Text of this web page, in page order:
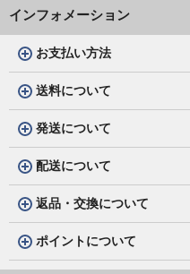
インフォメーション
お支払い方法
送料について
発送について
配送について
返品・交換について
ポイントについて